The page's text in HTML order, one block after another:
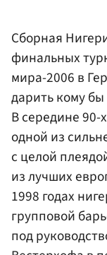
Сборная
финальных
мира-2006 в
дарить кому
В середине 90-
одной из
с целой
из лучших
1998 годах
групповой
под